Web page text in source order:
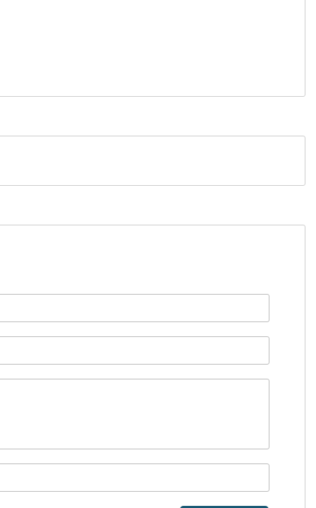
Torneiras